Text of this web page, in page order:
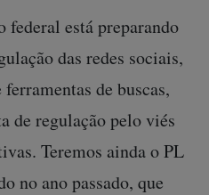
está preparando
das redes sociais,
de buscas,
de regulação pelo viés
Teremos ainda o PL
no ano passado, que